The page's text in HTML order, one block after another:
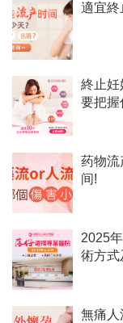
適宜終
終止妊
要把握
药物流
间!
2025
術方式
無痛人